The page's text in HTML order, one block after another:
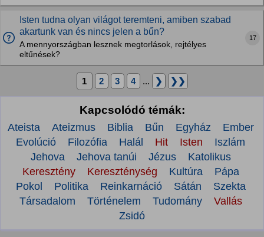
Isten tudna olyan világot teremteni, amiben szabad
akartunk van és nincs jelen a bűn?
A mennyországban lesznek megtorlások, rejtélyes
eltűnések?
17
1 2 3 4 ... ❯ ❯❯
Kapcsolódó témák:
Ateista Ateizmus Biblia Bűn Egyház
Ember
Evolúció
Filozófia Halál Hit Isten
Iszlám
Jehova
Jehova tanúi Jézus
Katolikus
Keresztény
Kereszténység Kultúra
Pápa
Pokol
Politika Reinkarnáció Sátán
Szekta
Társadalom
Történelem Tudomány
Vallás
Zsidó